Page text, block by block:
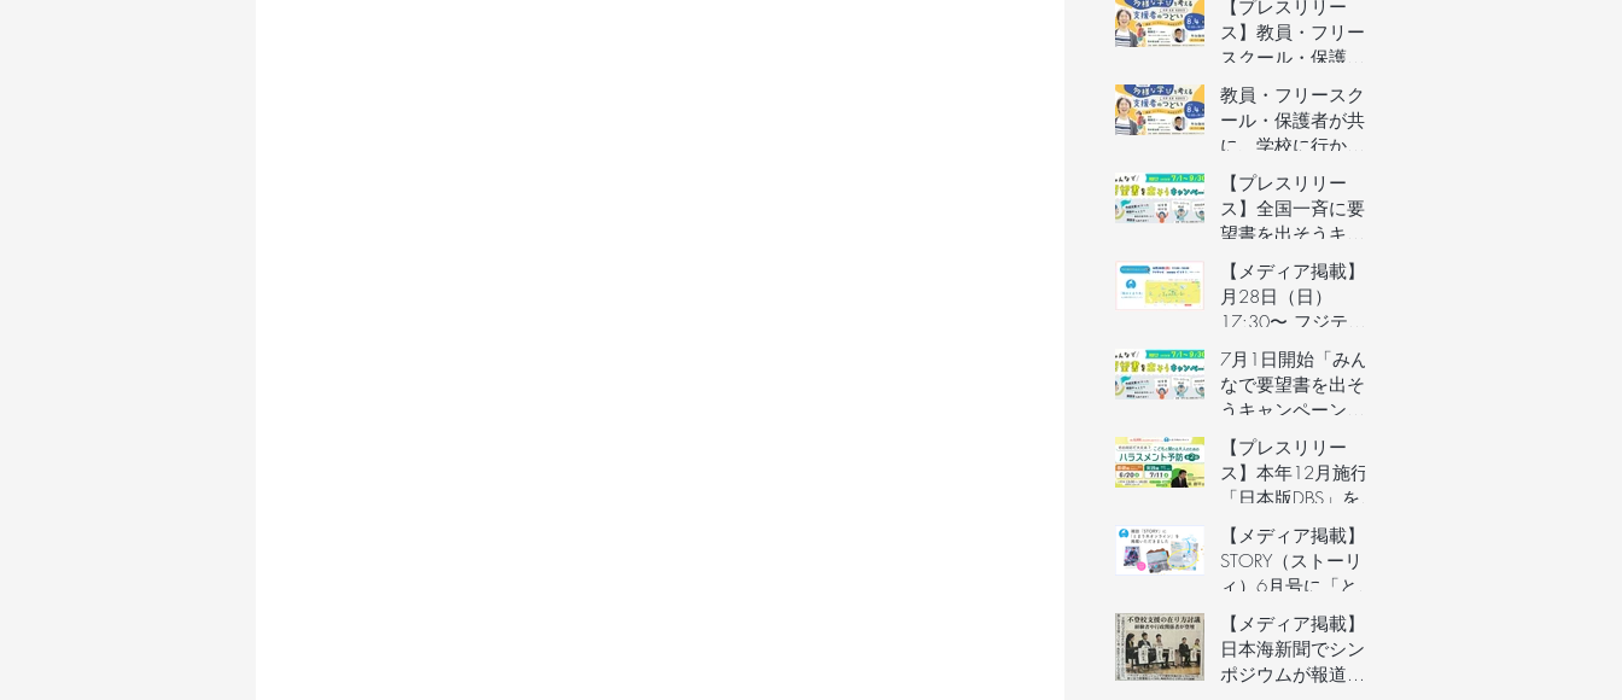
保護者向けオンラ
インイベントを開
【プレスリリー
ス】教員・フリー
スクール・保護者
が共に、学校に行
かない・行けない
子どもの気持ちを
ンイベントを開催
教員・フリースク
ール・保護者が共
に、学校に行かな
い・行けない子ど
もの気持ちを理解
するオンラインイ
募集します（長野
県主催）
【プレスリリー
ス】全国一斉に要
望書を出そうキャ
ンペーン／自治体
予算要望支援AIの
利用権つき！／不
制度づくりへ
【メディア掲載】6
月28日（日）
17:30〜 フジテレ
ビ「イット！」で
街のとまり木が紹
介されました！
7月1日開始「みん
なで要望書を出そ
うキャンペーン」
のご案内&7月3日
説明会開催
【プレスリリー
ス】本年12月施行
「日本版DBS」を見
据え、フリースク
ール運営者など子
どもに関わる大人
メント予防講座」
を6月20日(土)にオ
ンライン開催。フ
【メディア掲載】
STORY（ストーリ
ィ）6月号に「とま
り木オンライン」
を掲載いただきま
した！
【メディア掲載】
日本海新聞でシン
ポジウムが報道さ